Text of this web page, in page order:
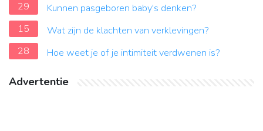
29
Kunnen pasgeboren baby's denken?
15
Wat zijn de klachten van verklevingen?
28
Hoe weet je of je intimiteit verdwenen is?
Advertentie